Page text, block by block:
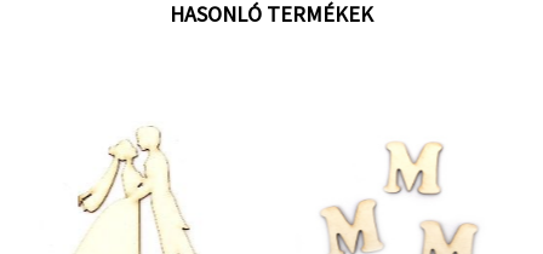
HASONLÓ TERMÉKEK